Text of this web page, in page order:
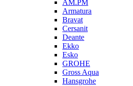
AM.PM
Armatura
Bravat
Cersanit
Deante
Ekko
Esko
GROHE
Gross Aqua
Hansgrohe